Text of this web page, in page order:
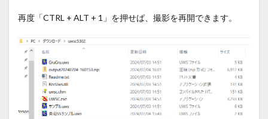
再度「CTRL + ALT + 1」を押せば、撮影を再開できます。